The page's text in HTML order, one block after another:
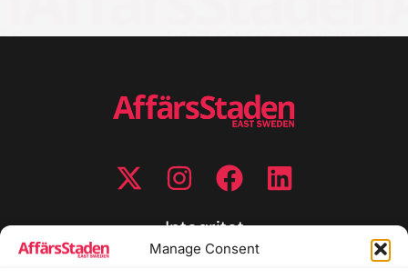
Manage Consent
Integritet